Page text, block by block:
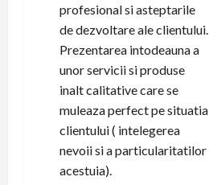
profesional si asteptarile
de dezvoltare ale clientului.
Prezentarea intodeauna a
unor servicii si produse
inalt calitative care se
muleaza perfect pe situatia
clientului ( intelegerea
nevoii si a particularitatilor
acestuia).